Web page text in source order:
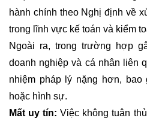
hành chính theo Nghị định về
trong lĩnh vực kế toán và kiểm
Ngoài ra, trong trường hợp
doanh nghiệp và cá nhân liên
nhiệm pháp lý nặng hơn,
hoặc hình sự.
Mất uy tín: Việc không tuân